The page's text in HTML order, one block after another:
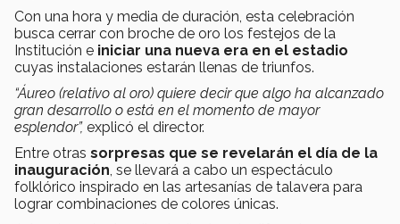
Con una hora y media de duración, esta celebración
busca cerrar con broche de oro los festejos de la
Institución e iniciar una nueva era en el estadio
cuyas instalaciones estarán llenas de triunfos.
“Áureo (relativo al oro) quiere decir que algo ha alcanzado
gran desarrollo o está en el momento de mayor
esplendor”, explicó el director.
Entre otras sorpresas que se revelarán el día de la
inauguración , se llevará a cabo un espectáculo
folklórico inspirado en las artesanías de talavera para
lograr combinaciones de colores únicas.